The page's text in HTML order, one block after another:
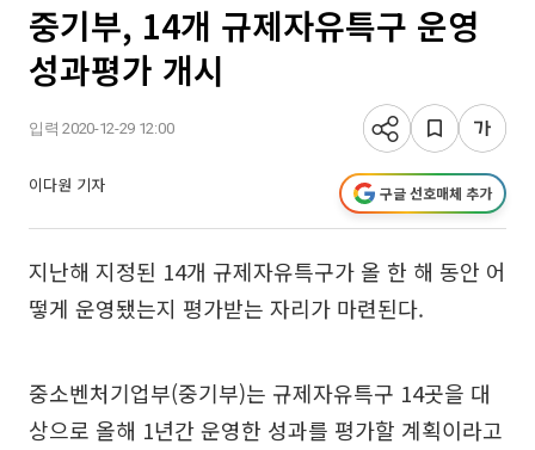
중기부, 14개 규제자유특구 운영
성과평가 개시
입력 2020-12-29 12:00
이다원 기자 구글 선호매체 추가
지난해 지정된 14개 규제자유특구가 올 한 해 동안 어
떻게 운영됐는지 평가받는 자리가 마련된다.
중소벤처기업부(중기부)는 규제자유특구 14곳을 대
상으로 올해 1년간 운영한 성과를 평가할 계획이라고